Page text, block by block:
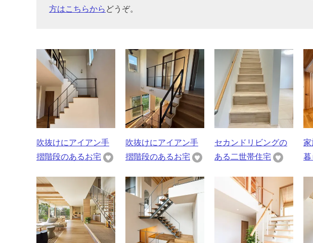
方はこちらから どうぞ。
吹抜けにアイアン手
摺階段のあるお宅
吹抜けにアイアン手
摺階段のあるお宅
セカンドリビングの
ある二世帯住宅
家
暮